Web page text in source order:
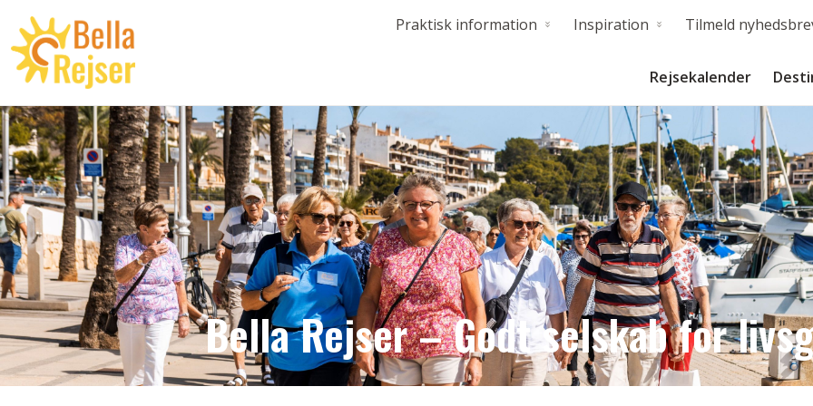
Praktisk information Inspiration Tilmeld
Rejsekalender
Bella Rejser – Godt selskab for